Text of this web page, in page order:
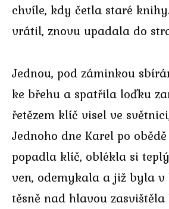
chvíle, kdy četla staré
vrátil, znovu upadala do
Jednou, pod záminkou
ke břehu a spatřila loďku
řetězem klíč visel ve
Jednoho dne Karel po
popadla klíč, oblékla si
ven, odemykala a již byla v
těsně nad hlavou